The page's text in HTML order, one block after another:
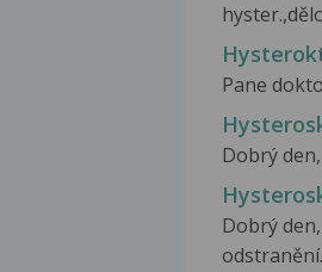
Pane
Dobrý
Dobrý